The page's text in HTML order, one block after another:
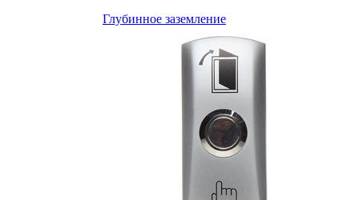
Глубинное заземление